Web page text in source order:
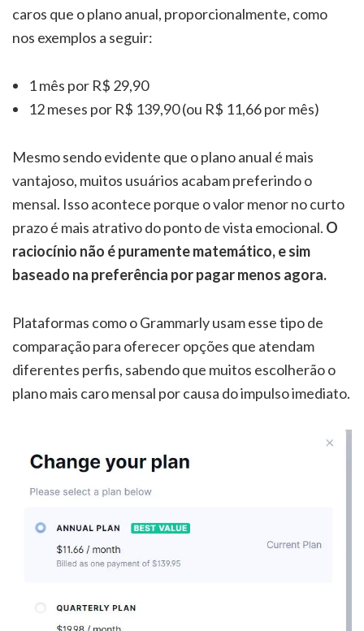
caros que o plano anual, proporcionalmente, como
nos exemplos a seguir:
1 mês por R$ 29,90
12 meses por R$ 139,90 (ou R$ 11,66 por mês)
Mesmo sendo evidente que o plano anual é mais
vantajoso, muitos usuários acabam preferindo o
mensal. Isso acontece porque o valor menor no curto
prazo é mais atrativo do ponto de vista emocional. O
raciocínio não é puramente matemático, e sim
baseado na preferência por pagar menos agora.
Plataformas como o Grammarly usam esse tipo de
comparação para oferecer opções que atendam
diferentes perfis, sabendo que muitos escolherão o
plano mais caro mensal por causa do impulso imediato.